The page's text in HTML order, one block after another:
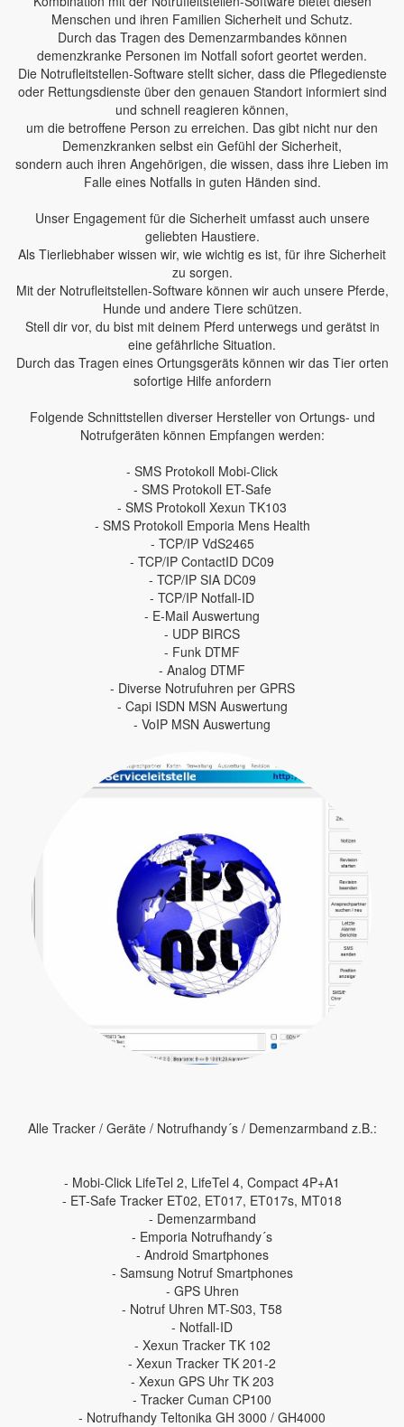
Menschen und ihren Familien Sicherheit und Schutz.
Durch das Tragen des Demenzarmbandes können
demenzkranke Personen im Notfall sofort geortet werden.
Die Notrufleitstellen-Software stellt sicher, dass die Pflegedienste
oder Rettungsdienste über den genauen Standort informiert sind
und schnell reagieren können,
um die betroffene Person zu erreichen. Das gibt nicht nur den
Demenzkranken selbst ein Gefühl der Sicherheit,
sondern auch ihren Angehörigen, die wissen, dass ihre Lieben im
Falle eines Notfalls in guten Händen sind.
Unser Engagement für die Sicherheit umfasst auch unsere
geliebten Haustiere.
Als Tierliebhaber wissen wir, wie wichtig es ist, für ihre Sicherheit
zu sorgen.
Mit der Notrufleitstellen-Software können wir auch unsere Pferde,
Hunde und andere Tiere schützen.
Stell dir vor, du bist mit deinem Pferd unterwegs und gerätst in
eine gefährliche Situation.
Durch das Tragen eines Ortungsgeräts können wir das Tier orten
sofortige Hilfe anfordern
Folgende Schnittstellen diverser Hersteller von Ortungs- und
Notrufgeräten können Empfangen werden:
- SMS Protokoll Mobi-Click
- SMS Protokoll ET-Safe
- SMS Protokoll Xexun TK103
- SMS Protokoll Emporia Mens Health
- TCP/IP VdS2465
- TCP/IP ContactID DC09
- TCP/IP SIA DC09
- TCP/IP Notfall-ID
- E-Mail Auswertung
- UDP BIRCS
- Funk DTMF
- Analog DTMF
- Diverse Notrufuhren per GPRS
- Capi ISDN MSN Auswertung
- VoIP MSN Auswertung
Alle Tracker / Geräte / Notrufhandy´s / Demenzarmband z.B.:
- Mobi-Click LifeTel 2, LifeTel 4, Compact 4P+A1
- ET-Safe Tracker ET02, ET017, ET017s, MT018
- Demenzarmband
- Emporia Notrufhandy´s
- Android Smartphones
- Samsung Notruf Smartphones
- GPS Uhren
- Notruf Uhren MT-S03, T58
- Notfall-ID
- Xexun Tracker TK 102
- Xexun Tracker TK 201-2
- Xexun GPS Uhr TK 203
- Tracker Cuman CP100
- Notrufhandy Teltonika GH 3000 / GH4000